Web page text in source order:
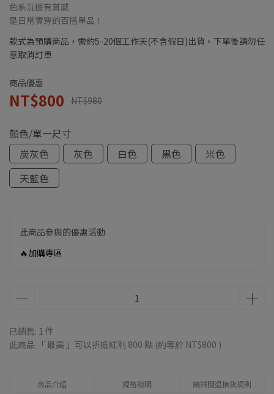
色系沉穩有質感
是日常實穿的百搭單品！
款式為預購商品，需約5-20個工作天(不含假日)出貨，下單後請勿任
意取消訂單
商品優惠
NT$800 NT$980
顏色/單一尺寸
炭灰色
灰色 白色 黑色
米色
天藍色
此商品參與的優惠活動
🔥加購專區
已銷售: 1 件
此商品 「 最高 」可以折抵紅利 800 點 (約等於 NT$800 )
商品介紹 規格說明 請詳閱退換貨規則